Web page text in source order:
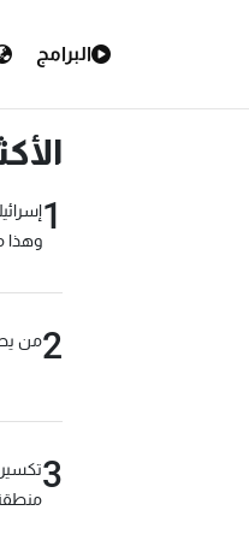
البرامج
1
وهذا
2من
3
منطقة